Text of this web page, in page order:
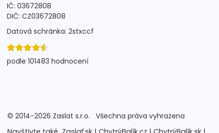
IČ: 03672808
DIČ: CZ03672808
Datová schránka: 2stxccf
podle 101483 hodnocení
© 2014-2026 Zaslat s.r.o.
Všechna práva vyhrazena